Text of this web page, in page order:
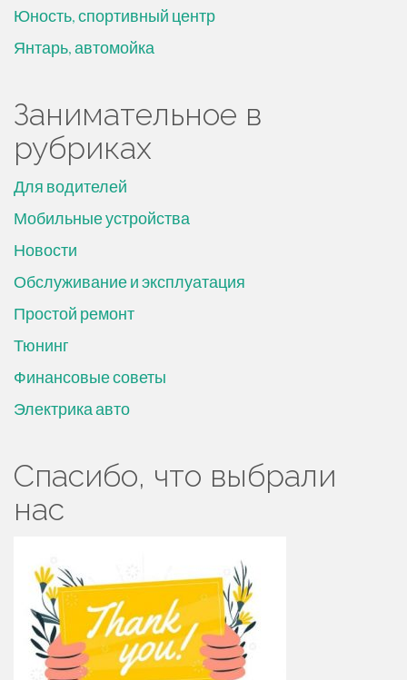
Юность, спортивный центр
Янтарь, автомойка
Занимательное в
рубриках
Для водителей
Мобильные устройства
Новости
Обслуживание и эксплуатация
Простой ремонт
Тюнинг
Финансовые советы
Электрика авто
Спасибо, что выбрали
нас